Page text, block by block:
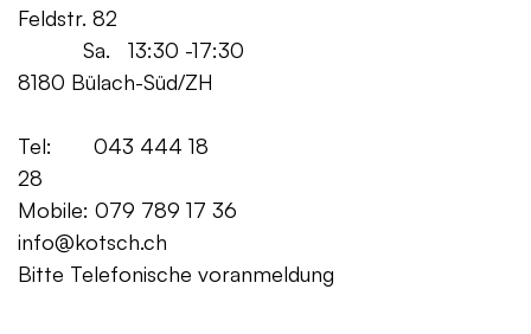
Feldstr. 82
Sa. 13:30 -17:30
8180 Bülach-Süd/ZH
Tel: 043 444 18
28
Mobile: 079 789 17 36
info@kotsch.ch
Bitte Telefonische voranmeldung